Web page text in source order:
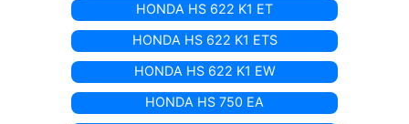
HONDA HS 622 K1 ET
HONDA HS 622 K1 ETS
HONDA HS 622 K1 EW
HONDA HS 750 EA